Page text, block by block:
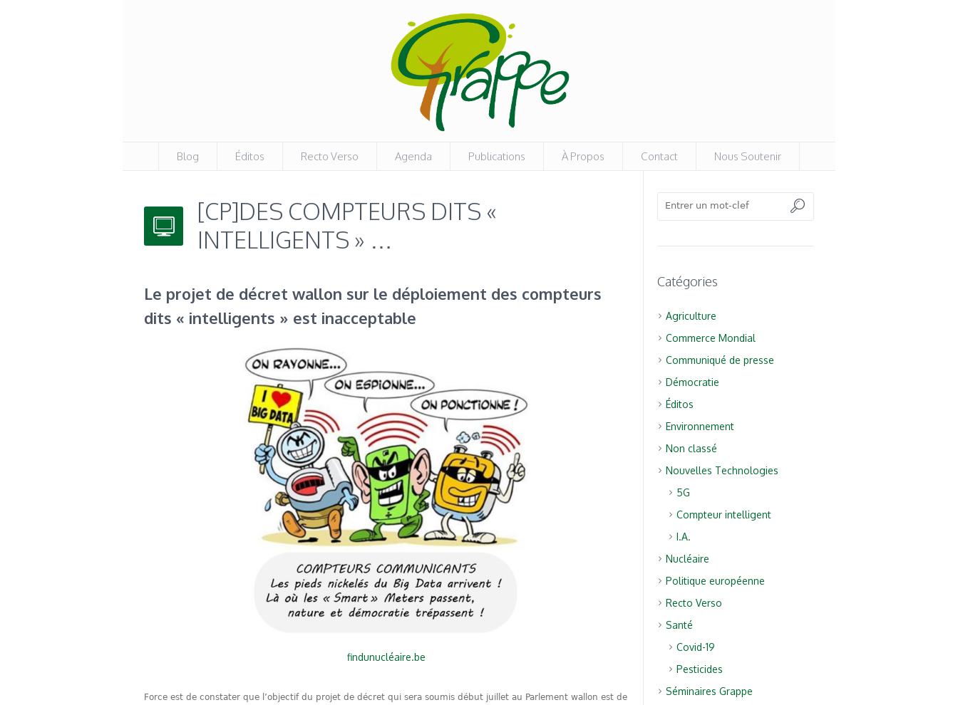
Blog Éditos Recto Verso Agenda Publications À Propos Contact Nous Soutenir
[CP]DES COMPTEURS DITS «
INTELLIGENTS » …
Le projet de décret wallon sur le déploiement des compteurs
dits « intelligents » est inacceptable
findunucléaire.be
Force est de constater que l’objectif du projet de décret qui sera soumis début juillet au Parlement wallon est de
Catégories
Agriculture
Commerce Mondial
Communiqué de presse
Démocratie
Éditos
Environnement
Non classé
Nouvelles Technologies
5G
Compteur intelligent
I.A.
Nucléaire
Politique européenne
Recto Verso
Santé
Covid-19
Pesticides
Séminaires Grappe